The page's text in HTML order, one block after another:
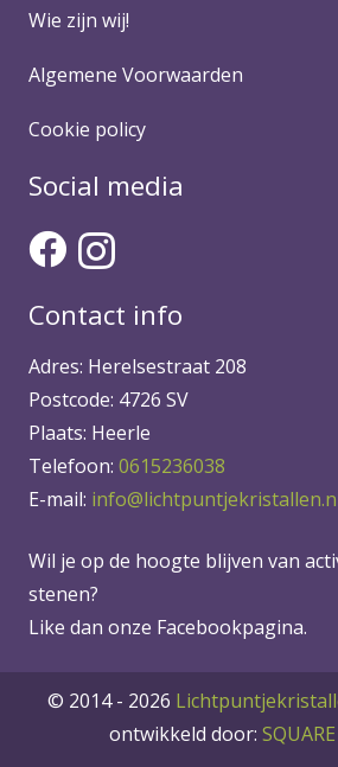
Wie zijn wij!
Algemene Voorwaarden
Cookie policy
Social media
Contact info
Adres: Herelsestraat 208
Postcode: 4726 SV
Plaats: Heerle
Telefoon: 0615236038
E-mail:
Wil je op de hoogte blijven van
stenen?
Like dan onze Facebookpagina.
© 2014 - 2026
ontwikkeld door: